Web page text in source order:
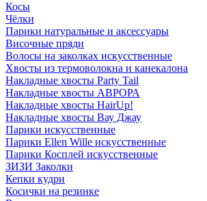
Косы
Чёлки
Парики натуральные и аксессуары
Височные пряди
Волосы на заколках искусственные
Хвосты из термоволокна и канекалона
Накладные хвосты Party Tail
Накладные хвосты АВРОРА
Накладные хвосты HairUp!
Накладные хвосты Вау Джау
Парики искусственные
Парики Ellen Wille искусственные
Парики Косплей искусственные
ЗИЗИ Заколки
Кепки кудри
Косички на резинке